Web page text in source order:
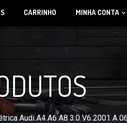
CARRINHO MINHA CONTA
Audi A4 A6 A8 3.0 V6 2001 A